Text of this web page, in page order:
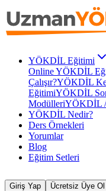
YÖKDİL Eğitimi
Online YÖKDİL
Çalışır?YÖKDİL
EğitimiYÖKDİL
ModülleriYÖKDİL /
YÖKDİL Nedir?
Ders Örnekleri
Yorumlar
Blog
Eğitim Setleri
Giriş Yap Ücretsiz Üye Ol